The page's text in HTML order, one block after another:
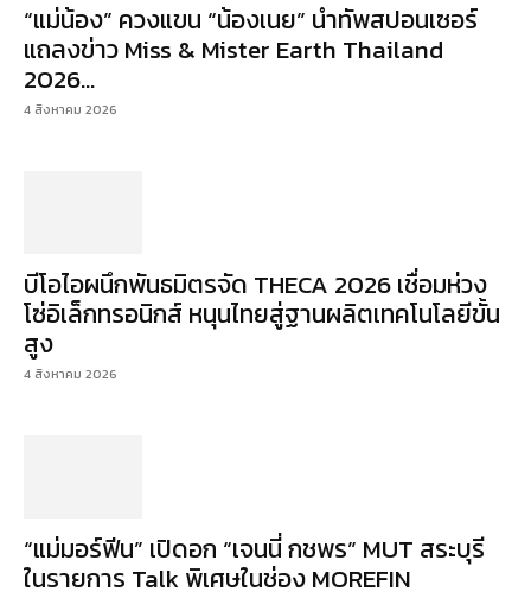
“แม่น้อง” ควงแขน “น้องเนย” นำทัพสปอนเซอร์
แถลงข่าว Miss & Mister Earth Thailand
2026...
4 สิงหาคม 2026
บีโอไอผนึกพันธมิตรจัด THECA 2026 เชื่อมห่วง
โซ่อิเล็กทรอนิกส์ หนุนไทยสู่ฐานผลิตเทคโนโลยีขั้น
สูง
4 สิงหาคม 2026
“แม่มอร์ฟีน” เปิดอก “เจนนี่ กชพร” MUT สระบุรี
ในรายการ Talk พิเศษในช่อง MOREFIN